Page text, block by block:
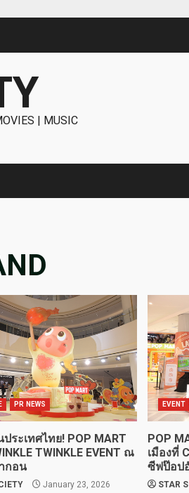
| MUSIC
PR NEWS
ระเทศไทย! POP MART
TWINKLE EVENT ณ
กอน
January 23, 2026
EVENT
POP
เมืองที่
ซีฟป๊อป
STAR